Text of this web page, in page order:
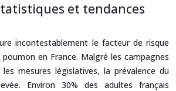
et tendances
incontestablement le facteur de risque
en France. Malgré les campagnes
mesures législatives, la prévalence du
Environ 30% des adultes français